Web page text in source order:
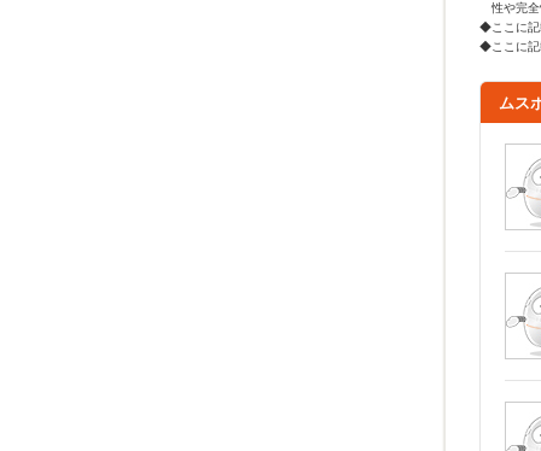
性や完
◆ここに記
◆ここに記
ムス